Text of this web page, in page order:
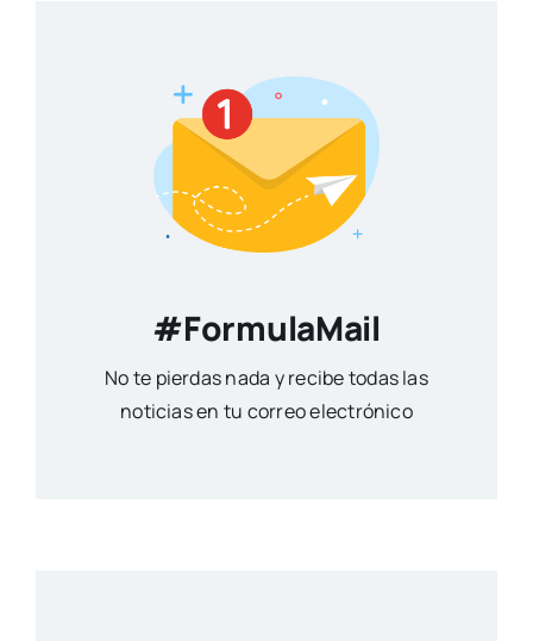
#FormulaMail
No te pierdas nada y recibe todas las
noticias en tu correo electrónico